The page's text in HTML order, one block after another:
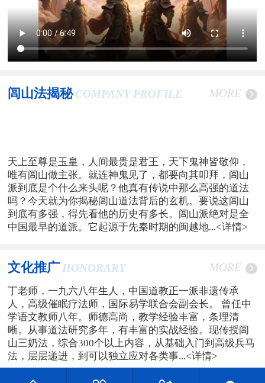
闾山法揭秘 COMPANY PROFILE MORE
天上至尊是玉皇，人间最贵是君王，天下鬼神皆敬仰，
唯有闾山做主张。就连神鬼见了，都要向其叩拜，闾山
派到底是个什么来头呢？他真有传说中那么高强的道法
吗？今天就为你揭秘闾山道法背后的玄机。要说这闾山
到底有多强，得先看他的历史有多长。闾山派绝对是全
中国最早的道派。它起源于先秦时期的闽越地...<详情>
文化推广 HONORARY MORE
丁老师，一九六八年生人，中国道教正一派非遗传承
人，高级催眠疗法师，国际易学联合会副会长。 曾任中
学语文教师八年。师德高尚，教学经验丰富，条理清
晰。从事道法研究多年，有丰富的实战经验。现传授闾
山三奶法，综合300个以上内容，从基础入门到高级兵马
法，层层递进，到可以独立应对各类事...<详情>